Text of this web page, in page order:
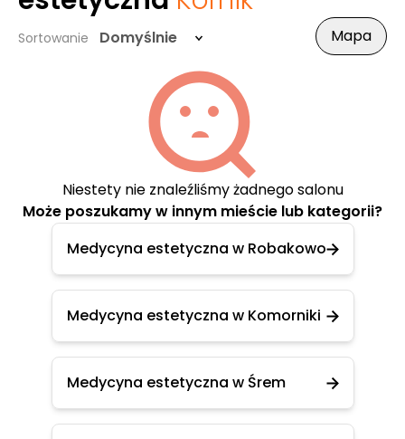
Sortowanie Domyślnie Mapa
Niestety nie znaleźliśmy żadnego salonu
Może poszukamy w innym mieście lub kategorii?
Medycyna estetyczna w Robakowo
Medycyna estetyczna w Komorniki
Medycyna estetyczna w Śrem